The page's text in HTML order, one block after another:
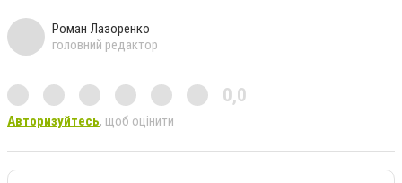
Роман Лазоренко
головний редактор
0,0
Авторизуйтесь, щоб оцінити